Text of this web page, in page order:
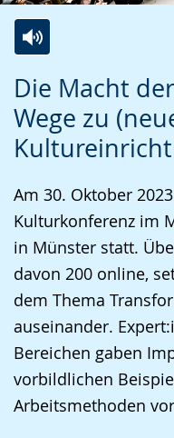
Die Macht
Wege zu
Am 30. Oktober
Kulturkonferenz im
in Münster statt.
davon 200 online,
dem Thema
auseinander.
Bereichen gaben
vorbildlichen
Arbeitsmethoden
Leichten
Sprache
wechseln.
Audio-
Unterstützung.
Video
in
Deutscher
wird
angezeigt.